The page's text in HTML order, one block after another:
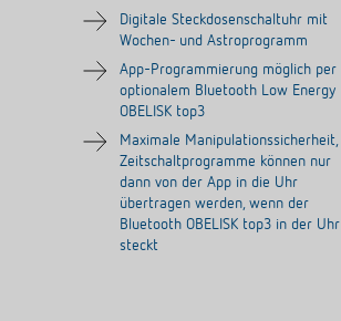
Digitale Steckdosenschaltuhr mit
Wochen- und Astroprogramm
App-Programmierung möglich per
optionalem Bluetooth Low Energy
OBELISK top3
Maximale Manipulationssicherheit,
Zeitschaltprogramme können nur
dann von der App in die Uhr
übertragen werden, wenn der
Bluetooth OBELISK top3 in der Uhr
steckt